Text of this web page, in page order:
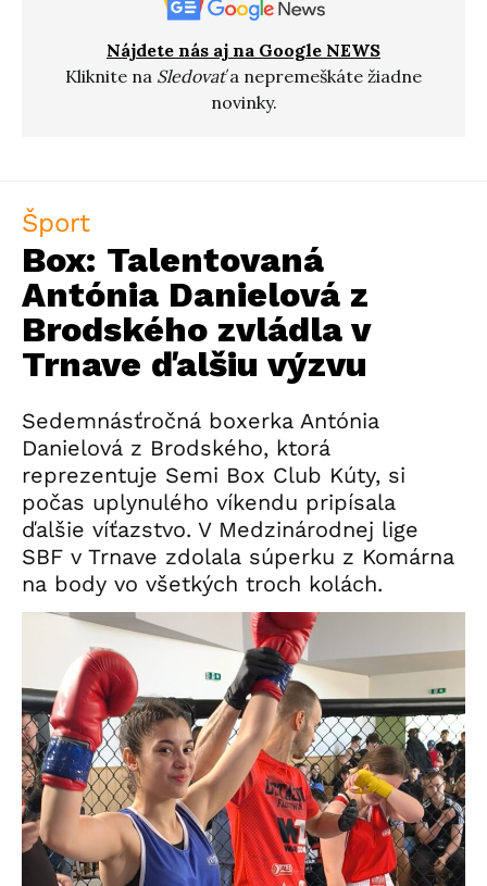
Nájdete nás aj na Google NEWS
Kliknite na Sledovaťa nepremeškáte žiadne
novinky.
Šport
Box: Talentovaná
Antónia Danielová z
Brodského zvládla v
Trnave ďalšiu výzvu
Sedemnásťročná boxerka Antónia
Danielová z Brodského, ktorá
reprezentuje Semi Box Club Kúty, si
počas uplynulého víkendu pripísala
ďalšie víťazstvo. V Medzinárodnej lige
SBF v Trnave zdolala súperku z Komárna
na body vo všetkých troch kolách.